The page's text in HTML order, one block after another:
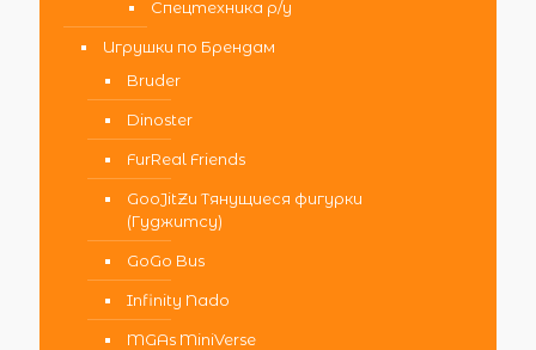
Спецтехника р/у
Игрушки по Брендам
Bruder
Dinoster
FurReal Friends
GooJitZu Тянущиеся фигурки
(Гуджитсу)
GoGo Bus
Infinity Nado
MGAs MiniVerse